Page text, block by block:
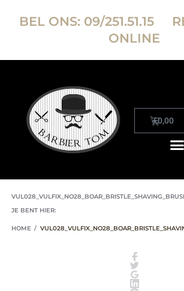
BEL ONS: 09/251.51.15
ONLINE
€0,00
JE BENT HIER:
HOME /